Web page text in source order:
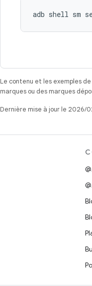
adb shell sm
Le contenu et les exemples
marques ou des marques
Dernière mise à jour le 2026/